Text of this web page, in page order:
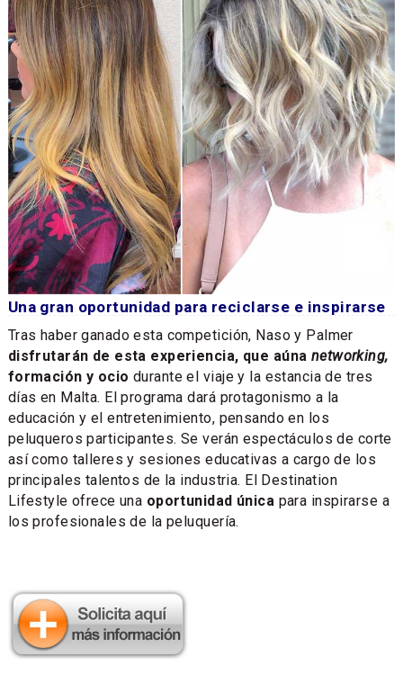
Una gran oportunidad para reciclarse e inspirarse
Tras haber ganado esta competición, Naso y Palmer
disfrutarán de esta experiencia, que aúna networking,
formación y ocio durante el viaje y la estancia de tres
días en Malta. El programa dará protagonismo a la
educación y el entretenimiento, pensando en los
peluqueros participantes. Se verán espectáculos de corte
así como talleres y sesiones educativas a cargo de los
principales talentos de la industria. El Destination
Lifestyle ofrece una oportunidad única para inspirarse a
los profesionales de la peluquería.